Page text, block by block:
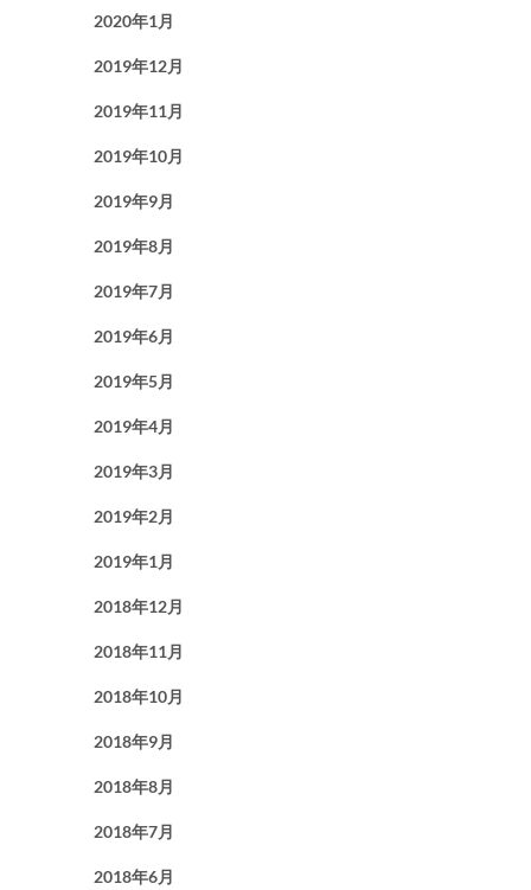
2020年1月
2019年12月
2019年11月
2019年10月
2019年9月
2019年8月
2019年7月
2019年6月
2019年5月
2019年4月
2019年3月
2019年2月
2019年1月
2018年12月
2018年11月
2018年10月
2018年9月
2018年8月
2018年7月
2018年6月